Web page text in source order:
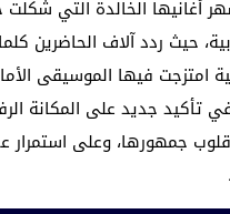
أغانيها الخالدة التي شكلت
حيث ردد آلاف الحاضرين
امتزجت فيها الموسيقى
تأكيد جديد على المكانة
جمهورها، وعلى استمرار